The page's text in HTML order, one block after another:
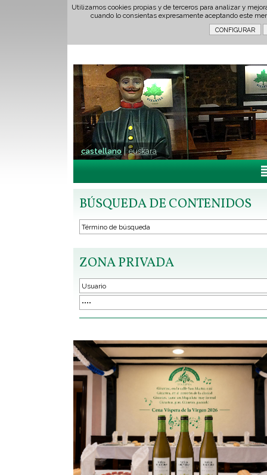
Utilizamos cookies propias y de terceros para analizar y
cuando lo consientas expresamente aceptando este
castellano euskara
BÚSQUEDA DE CONTENIDOS
ZONA PRIVADA